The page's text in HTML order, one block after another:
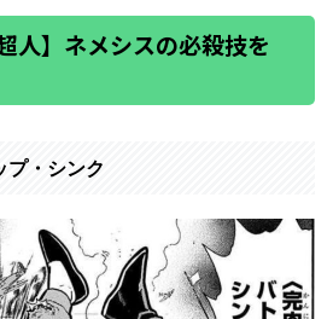
人】ネメシスの必殺技を
プ・シンク